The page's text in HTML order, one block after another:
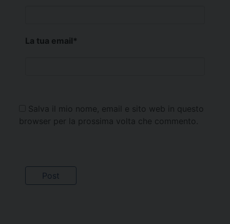
La tua email*
Salva il mio nome, email e sito web in questo
browser per la prossima volta che commento.